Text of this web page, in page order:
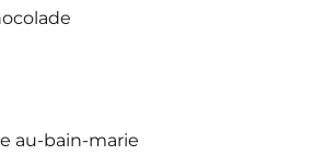
au-bain-marie